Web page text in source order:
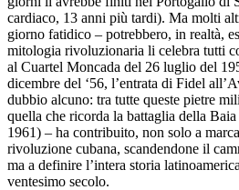
cardiaco, 13 anni più tardi). Ma molti
giorno fatidico – potrebbero, in realtà,
mitologia rivoluzionaria li celebra tutti
al Cuartel Moncada del 26 luglio del
dicembre del ‘56, l’entrata di Fidel
dubbio alcuno: tra tutte queste pietre
quella che ricorda la battaglia della
1961) – ha contribuito, non solo a
rivoluzione cubana, scandendone il
ma a definire l’intera storia
ventesimo secolo.